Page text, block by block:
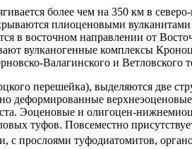
более чем на 350 км в
плиоценовыми
в восточном направлении от
вулканогенные комплексы
Валагинского и Ветловского
перешейка), выделяются две
деформированные
Эоценовые и олигоцен-
туфов. Повсеместно
прослоями туфодиатомитов,